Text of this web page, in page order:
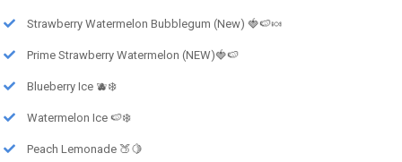
Strawberry Watermelon Bubblegum (New) 🍓🍉🍬
Prime Strawberry Watermelon (NEW)🍓🍉
Blueberry Ice 🫐❄️
Watermelon Ice 🍉❄️
Peach Lemonade 🍑🍋